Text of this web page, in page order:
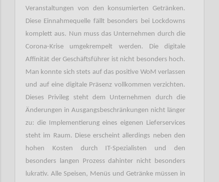
Veranstaltungen von den konsumierten Getränken.
Diese Einnahmequelle fällt besonders bei Lockdowns
komplett aus. Nun muss das Unternehmen durch die
Corona-Krise umgekrempelt werden. Die digitale
Affinität der Geschäftsführer ist nicht besonders hoch.
Man konnte sich stets auf das positive WoM verlassen
und auf eine digitale Präsenz vollkommen verzichten.
Dieses Privileg steht dem Unternehmen durch die
Änderungen in Ausgangsbeschränkungen nicht länger
zu: die Implementierung eines eigenen Lieferservices
steht im Raum. Diese erscheint allerdings neben den
hohen Kosten durch IT-Spezialisten und den
besonders langen Prozess dahinter nicht besonders
lukrativ. Alle Speisen, Menüs und Getränke müssen in